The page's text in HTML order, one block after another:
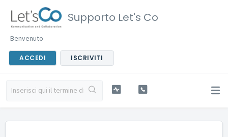
Supporto Let's Co
Benvenuto
ACCEDI ISCRIVITI